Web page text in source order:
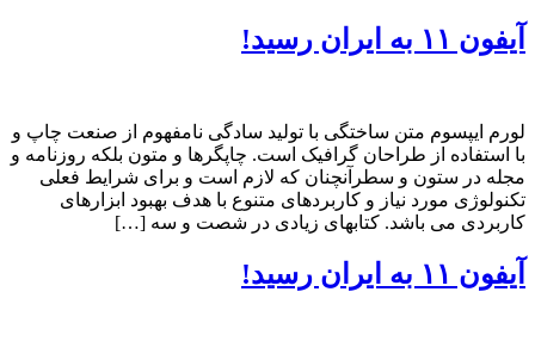
آیفون ۱۱ به ایران رسید!
لورم ایپسوم متن ساختگی با تولید سادگی نامفهوم از صنعت چاپ و
با استفاده از طراحان گرافیک است. چاپگرها و متون بلکه روزنامه و
مجله در ستون و سطرآنچنان که لازم است و برای شرایط فعلی
تکنولوژی مورد نیاز و کاربردهای متنوع با هدف بهبود ابزارهای
کاربردی می باشد. کتابهای زیادی در شصت و سه […]
آیفون ۱۱ به ایران رسید!